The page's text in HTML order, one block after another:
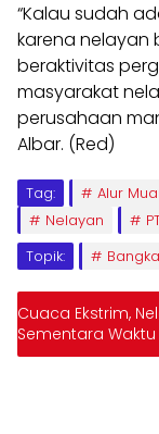
“Kalau sudah
karena nelayan
beraktivitas
masyarakat
perusahaan
Albar. (Red)
Tag: Alur
Nelayan
Topik:
Bangka
Cuaca Ekstrim,
Sementara Waktu